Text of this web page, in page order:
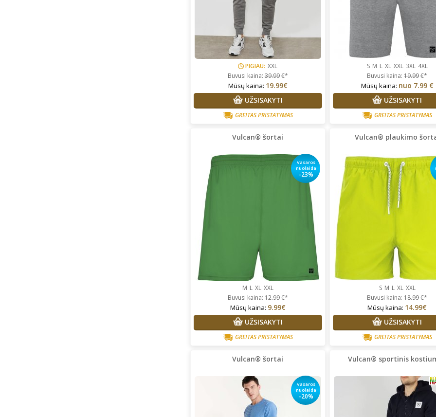
PIGIAU: XXL
Buvusi kaina:39.99€*
Mūsų kaina: 19.99€
UŽSISAKYTI
GREITAS PRISTATYMAS
S M L XL XXL 3XL 4XL
Buvusi kaina:19.99€*
Mūsų kaina: nuo 7.99 €
UŽSISAKYTI
GREITAS PRISTATYMAS
Vulcan® šortai
Vasaros
nuolaida
-23%
M L XL XXL
Buvusi kaina:12.99€*
Mūsų kaina: 9.99€
UŽSISAKYTI
GREITAS PRISTATYMAS
Vulcan® plaukimo
S M L XL XXL
Buvusi kaina:18.99€*
Mūsų kaina: 14.99€
UŽSISAKYTI
GREITAS PRISTATYMAS
Vulcan® šortai
Vasaros
nuolaida
-20%
Vulcan® sportinis